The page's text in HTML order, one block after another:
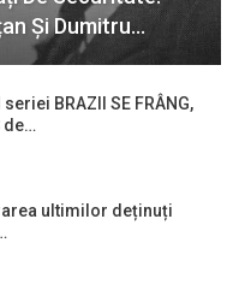
Și Dumitru…
BRAZII SE FRÂNG,
de…
ultimilor deținuți